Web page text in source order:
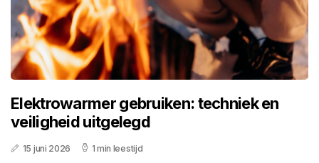
Elektrowarmer gebruiken: techniek en
veiligheid uitgelegd
15 juni 2026 1 min leestijd